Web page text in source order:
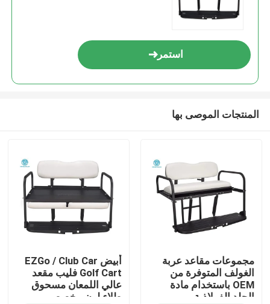
استمر
المنتجات الموصى بها
مجموعات مقاعد عربة
الغولف المتوفرة من
OEM باستخدام مادة
الجلد الفولاذية
أبيض EZGo / Club Car
Golf Cart فليب مقعد
عالي اللمعان مسحوق
طلاء لون مخصص